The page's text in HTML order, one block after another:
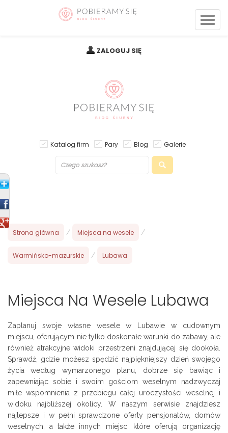
ZALOGUJ SIĘ
Katalog firm Pary Blog Galerie
Strona główna / Miejsca na wesele /
Warmińsko-mazurskie / Lubawa
Miejsca Na Wesele Lubawa
Zaplanuj swoje własne wesele w Lubawie w cudownym
miejscu, oferującym nie tylko doskonałe warunki do zabawy, ale
również atrakcyjne widoki przestrzeni znajdującej się dookoła.
Sprawdź, gdzie możesz spędzić najpiękniejszy dzień swojego
życia według wymarzonego planu, dobrze się bawiąc i
zapewniając sobie i swoim gościom weselnym nadzwyczaj
miłe wspomnienia z przebiegu całej uroczystości weselnej i
widoku najbliższej okolicy. W naszym serwisie znajdziesz
najlepsze i w pełni sprawdzone oferty pensjonatów, domów
weselnych, a także innych miejsc, które oferują organizację